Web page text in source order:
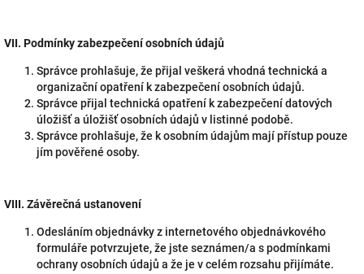
VII. Podmínky zabezpečení osobních údajů
Správce prohlašuje, že přijal veškerá vhodná technická a
organizační opatření k zabezpečení osobních údajů.
Správce přijal technická opatření k zabezpečení datových
úložišť a úložišť osobních údajů v listinné podobě.
Správce prohlašuje, že k osobním údajům mají přístup pouze
jím pověřené osoby.
VIII. Závěrečná ustanovení
Odesláním objednávky z internetového objednávkového
formuláře potvrzujete, že jste seznámen/a s podmínkami
ochrany osobních údajů a že je v celém rozsahu přijímáte.